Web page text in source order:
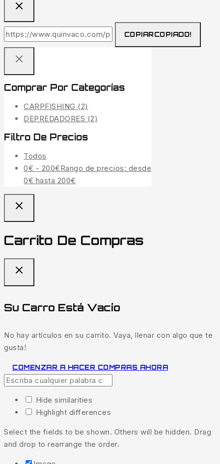
COPIARCOPIADO!
Comprar Por Categorías
CARPFISHING (2)
DEPREDADORES (2)
Filtro De Precios
Todos
0€ - 200€Rango de precios: desde
0€ hasta 200€
Carrito De Compras
Su Carro Está Vacío
No hay artículos en su carrito. Vaya, llenar con algo que te
gusta!
COMENZAR A HACER COMPRAS AHORA
Hide similarities
Highlight differences
Select the fields to be shown. Others will be hidden. Drag
and drop to rearrange the order.